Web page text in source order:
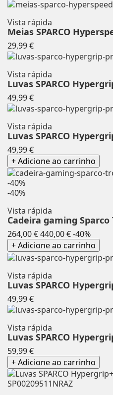
Vista rápida
Meias SPARCO
29,99 €Preço
Vista rápida
Luvas SPARCO
49,99 €Preço
Vista rápida
Luvas SPARCO
49,99 €Preço
+ Adicione ao carrinho
-40%
-40%
Vista rápida
Cadeira gaming Sparco
264,00 €Preço
normal
440,00 €-40%Preço
+ Adicione ao carrinho
Vista rápida
Luvas SPARCO
49,99 €Preço
Vista rápida
Luvas SPARCO
59,99 €Preço
+ Adicione ao carrinho